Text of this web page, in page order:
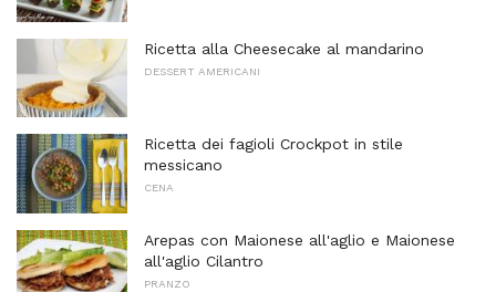
Ricetta alla Cheesecake al mandarino
DESSERT AMERICANI
Ricetta dei fagioli Crockpot in stile
messicano
CENA
Arepas con Maionese all'aglio e Maionese
all'aglio Cilantro
PRANZO